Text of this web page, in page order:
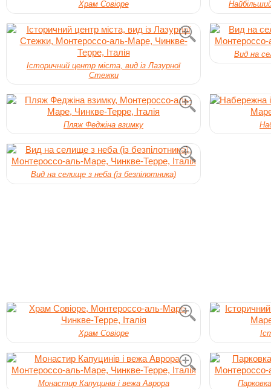
Храм Совіоре
Історичний центр міста, вид із Лазурної
Стежки
Вид на
Пляж Феджіна взимку
Вид на селище з неба (із безпілотника)
Храм Совіоре
Монастир Капуцинів і вежа Аврора